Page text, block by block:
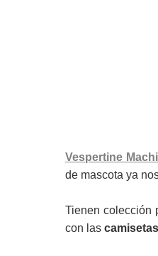
Vespertine
de mascota ya
Tienen colección
con las